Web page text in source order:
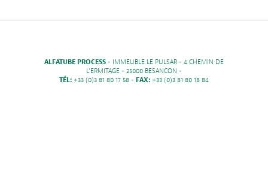
ALFATUBE PROCESS - IMMEUBLE LE PULSAR - 4 CHEMIN DE
L'ERMITAGE - 25000 BESANCON -
TÉL: +33 (0)3 81 80 17 58 - FAX: +33 (0)3 81 80 18 84